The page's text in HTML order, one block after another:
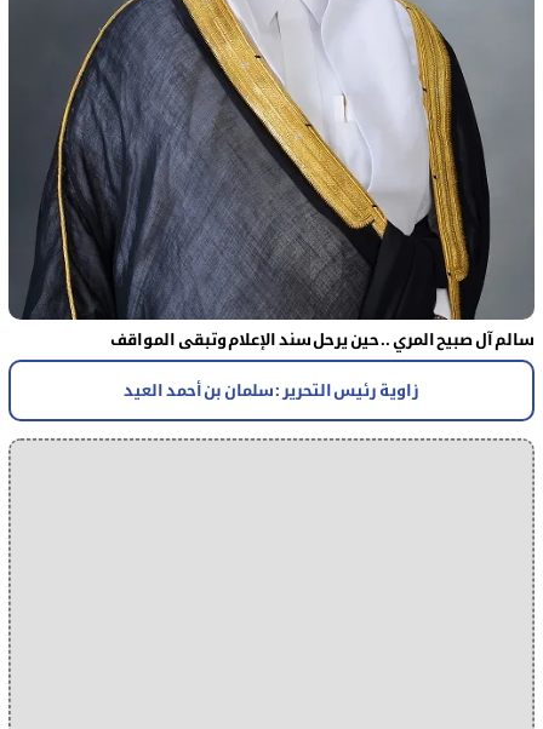
سالم آل صبيح المري .. حين يرحل سند الإعلام وتبقى المواقف
زاوية رئيس التحرير : سلمان بن أحمد العيد